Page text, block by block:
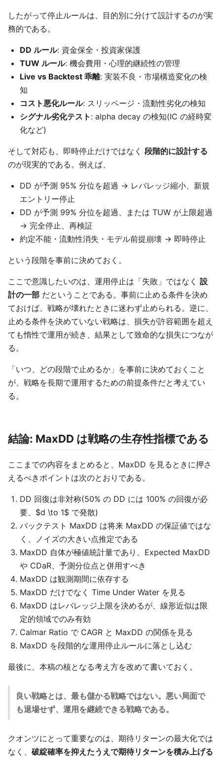
したがって停止ルールは、目的別に分けて設計するのが実
務的である。
DD ルール: 資金保全・投資家保護
TUW ルール: 機会費用・心理的継続性の管理
Live vs Backtest 乖離: 実装不良・市場構造変化の検
知
コスト悪化ルール: スリッページ・流動性劣化の検知
シグナル劣化テスト : alpha decay の検知(IC の経時変
化など)
そして対応も、即時停止だけではなく 段階的に設計する
のが現実的である。例えば、
DD が予測 95% 分位を超過 → レバレッジ縮小、新規
エントリー停止
DD が予測 99% 分位を超過、または TUW が上限超過
→ 完全停止、再検証
約定不能・流動性消失・モデル前提崩壊 → 即時停止
という段階を事前に決めておく。
ここで意識したいのは、運用停止は「失敗」ではなく 設
計の一部 だということである。事前に止める条件を決め
ておけば、戦略が壊れたときに迷わず止められる。逆に、
止める条件を決めていない戦略は、損失が許容範囲を超え
ても惰性で運用が続き、結果として致命的な損失につなが
る。
「いつ、どの段階で止めるか」を事前に決めておくこと
が、戦略を長期で運用するための前提条件だと考えてい
る。
結論: MaxDD は戦略の生存性指標である
ここまでの内容をまとめると、MaxDD を見るときに押さ
えるべきポイントは次のとおりである。
DD 回復は非対称(50% の DD には 100% の回復が必
要、$d \to 1$ で発散)
バックテスト MaxDD は将来 MaxDD の保証値ではな
く、ノイズの大きい点推定である
MaxDD 自体が極値統計量であり、Expected MaxDD
や CDaR、予測分位点と併用すべき
MaxDD は観測期間に依存する
MaxDD だけでなく Time Under Water を見る
MaxDD はレバレッジ上限を決めるが、線形近似は限
定的領域でのみ有効
Calmar Ratio で CAGR と MaxDD の関係を見る
MaxDD を段階的な運用停止ルールに落とし込む
最後に、本稿の核となる考え方を改めて書いておく。
良い戦略とは、最も儲かる戦略ではない。悪い局面で
も退場せず、運用を継続できる戦略である。
クオンツにとって重要なのは、期待リターンの最大化では
なく、 破綻確率を抑えたうえで期待リターンを積み上げる